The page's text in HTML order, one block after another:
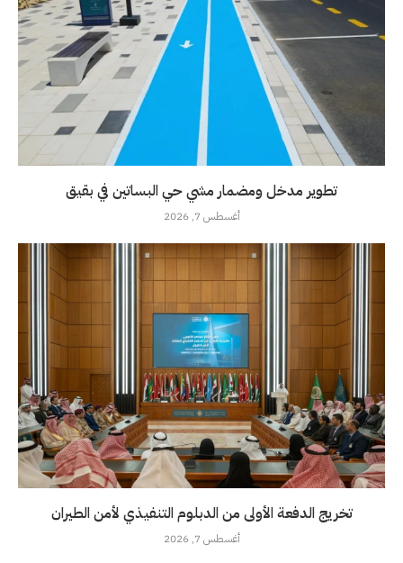
تطوير مدخل ومضمار مشي حي البساتين في بقيق
أغسطس 7, 2026
تخريج الدفعة الأولى من الدبلوم التنفيذي لأمن الطيران
أغسطس 7, 2026